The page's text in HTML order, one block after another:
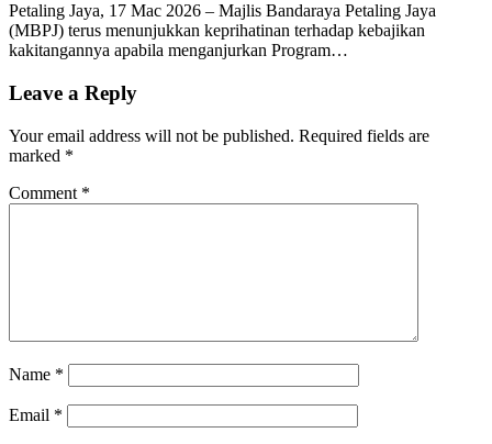
Petaling Jaya, 17 Mac 2026 – Majlis Bandaraya Petaling Jaya
(MBPJ) terus menunjukkan keprihatinan terhadap kebajikan
kakitangannya apabila menganjurkan Program…
Leave a Reply
Your email address will not be published. Required fields are
marked *
Comment *
Name *
Email *